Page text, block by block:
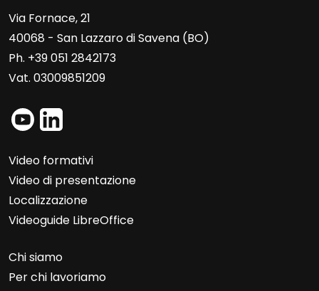
Via Fornace, 21
40068 - San Lazzaro di Savena (BO)
Ph. +39 051 2842173
Vat. 03009851209
Video formativi
Video di presentazione
Localizzazione
Videoguide LibreOffice
Chi siamo
Per chi lavoriamo